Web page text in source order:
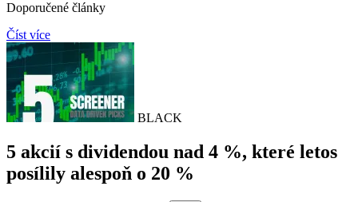
Doporučené články
Číst více
BLACK
5 akcií s dividendou nad 4 %, které letos
posílily alespoň o 20 %